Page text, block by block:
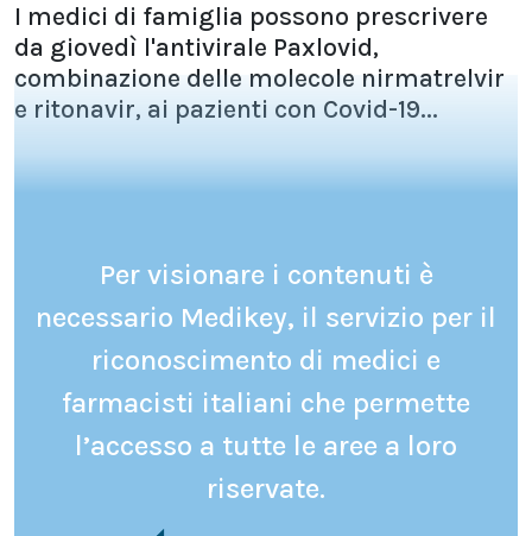
I medici di famiglia possono prescrivere
da giovedì l'antivirale Paxlovid,
combinazione delle molecole nirmatrelvir
e ritonavir, ai pazienti con Covid-19...
Per visionare i contenuti è
necessario Medikey, il servizio per il
riconoscimento di medici e
farmacisti italiani che permette
l’accesso a tutte le aree a loro
riservate.